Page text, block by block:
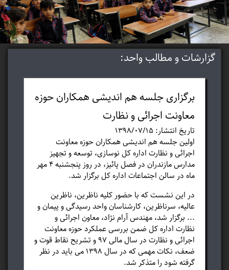
گزارشات و مطالب واحد:
برگزاری جلسه هم اندیشی همکاران حوزه
معاونت اجرائی و نظارت
تاریخ انتشار: ۱۳۹۸/۰۷/۱۵
اولین جلسه هم اندیشی همکاران حوزه معاونت
اجرائی و نظارت اداره کل نوسازی، توسعه و تجهیز
مدارس مازندران در فصل پائیز، در روز پنجشنبه 4 مهر
ماه در سالن اجتماعات اداره کل برگزار شد.
در این نشست که با حضور کلیه ناظرین، ناظرین
عالیه، سرناظرین، کارشناسان واحد رسیدگی و پیمان و
... برگزار شد، مهندس آرام نژاد، معاون اجرائی و
نظارت اداره کل ضمن بررسی عملکرد حوزه معاونت
اجرائی و نظارت در سال مالی 97 و تشریح نقاط قوت و
ضعف، نکات مهمی که در سال 1398 می باید در نظر
گرفته شود را متذکر شد.